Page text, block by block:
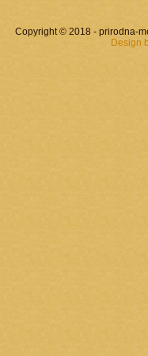
Copyright © 2018 - prirodna-
Design